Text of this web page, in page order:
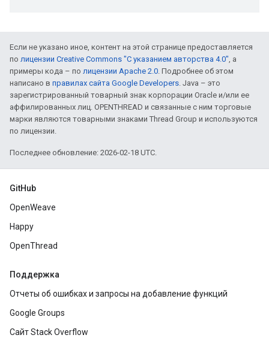
Если не указано иное, контент на этой странице предоставляется
по лицензии Creative Commons "С указанием авторства 4.0", а
примеры кода – по лицензии Apache 2.0. Подробнее об этом
написано в правилах сайта Google Developers. Java – это
зарегистрированный товарный знак корпорации Oracle и/или ее
аффилированных лиц. OPENTHREAD и связанные с ним торговые
марки являются товарными знаками Thread Group и используются
по лицензии.
Последнее обновление: 2026-02-18 UTC.
GitHub
OpenWeave
Happy
OpenThread
Поддержка
Отчеты об ошибках и запросы на добавление функций
Google Groups
Сайт Stack Overflow